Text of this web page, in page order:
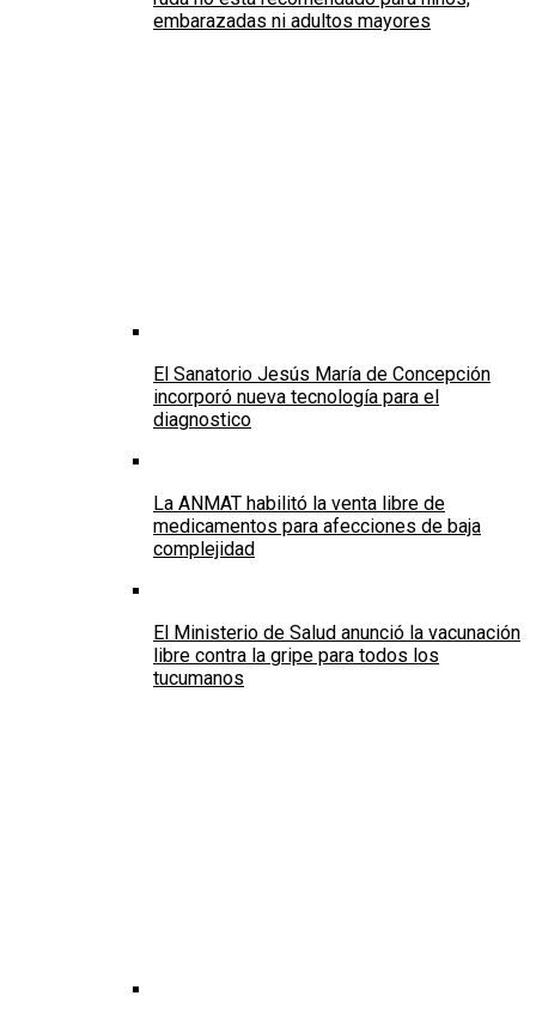
embarazadas ni adultos mayores
El Sanatorio Jesús María de Concepción
incorporó nueva tecnología para el
diagnostico
La ANMAT habilitó la venta libre de
medicamentos para afecciones de baja
complejidad
El Ministerio de Salud anunció la vacunación
libre contra la gripe para todos los
tucumanos